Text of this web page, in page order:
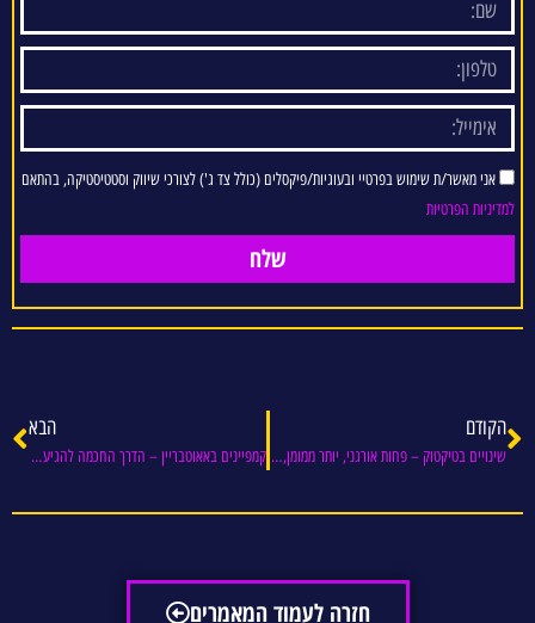
אני מאשר/ת שימוש בפרטיי ובעוגיות/פיקסלים (כולל צד ג') לצורכי שיווק וסטטיסטיקה, בהתאם
למדיניות הפרטיות
שלח
הקודם
שינויים בטיקטוק – פחות אורגני, יותר ממומן, והזדמנויות חדשות לעסקים ושירותים
הבא
קמפיינים באאוטבריין – הדרך החכמה להגיע ללקוחות דרך תוכן איכותי
חזרה לעמוד המאמרים